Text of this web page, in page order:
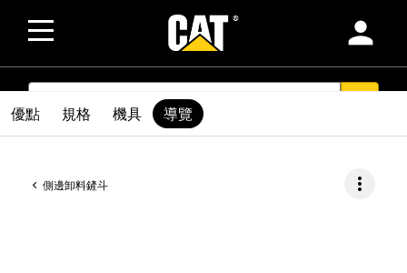
person
SEARCH
側邊卸料鏟斗 more_vert
優點 規格 機具 導覽